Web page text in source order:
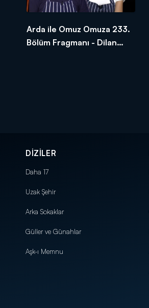
Arda ile Omuz Omuza 233.
Bölüm Fragmanı - Dilan
DİZİLER
Daha 17
Uzak Şehir
Arka Sokaklar
Güller ve Günahlar
Aşk-ı Memnu